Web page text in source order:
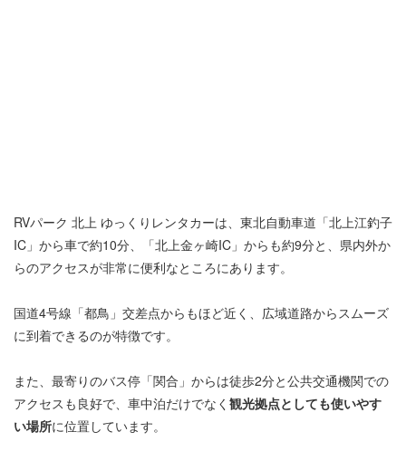
RVパーク 北上 ゆっくりレンタカーは、東北自動車道「北上江釣子
IC」から車で約10分、「北上金ヶ崎IC」からも約9分と、県内外か
らのアクセスが非常に便利なところにあります。
国道4号線「都鳥」交差点からもほど近く、広域道路からスムーズ
に到着できるのが特徴です。
また、最寄りのバス停「関合」からは徒歩2分と公共交通機関での
アクセスも良好で、車中泊だけでなく 観光拠点としても使いやす
い場所に位置しています。